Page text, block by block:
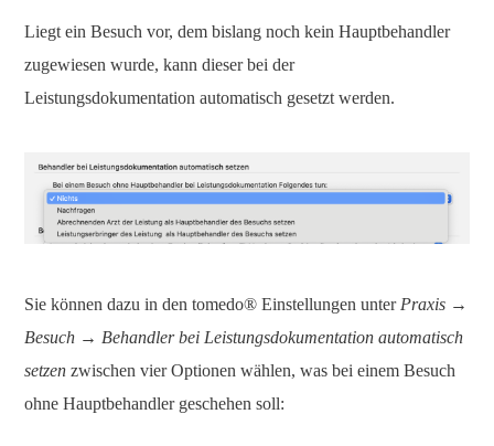
Liegt ein Besuch vor, dem bislang noch kein Hauptbehandler
zugewiesen wurde, kann dieser bei der
Leistungsdokumentation automatisch gesetzt werden.
Sie können dazu in den tomedo® Einstellungen unter Praxis →
Besuch → Behandler bei Leistungsdokumentation automatisch
setzen zwischen vier Optionen wählen, was bei einem Besuch
ohne Hauptbehandler geschehen soll: